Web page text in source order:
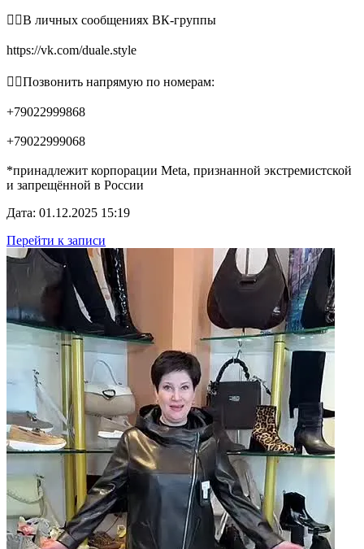
👉🏻В личных сообщениях ВК-группы
https://vk.com/duale.style
👉🏻Позвонить напрямую по номерам:
+79022999868
+79022999068
*принадлежит корпорации Meta, признанной экстремистской
и запрещённой в России
Дата: 01.12.2025 15:19
Перейти к записи